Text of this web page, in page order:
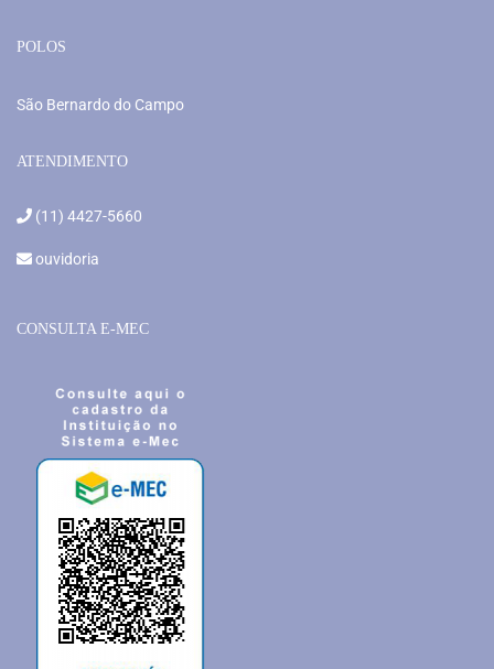
POLOS
São Bernardo do Campo
ATENDIMENTO
(11) 4427-5660
ouvidoria
CONSULTA E-MEC